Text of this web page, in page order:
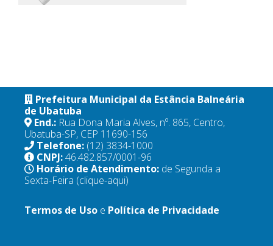
Prefeitura Municipal da Estância Balneária
de Ubatuba
End.: Rua Dona Maria Alves, nº. 865, Centro,
Ubatuba-SP, CEP 11690-156
Telefone: (12) 3834-1000
CNPJ:46.482.857/0001-96
Horário de Atendimento: de Segunda a
Sexta-Feira (clique-aqui)
Termos de Uso e Política de Privacidade